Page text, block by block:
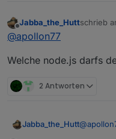
Offline
Jabba_the_Huttschrieb
zuletzt
@apollon77
Welche node.js darfs
2 Antworten
Jabba_the_Hutt@